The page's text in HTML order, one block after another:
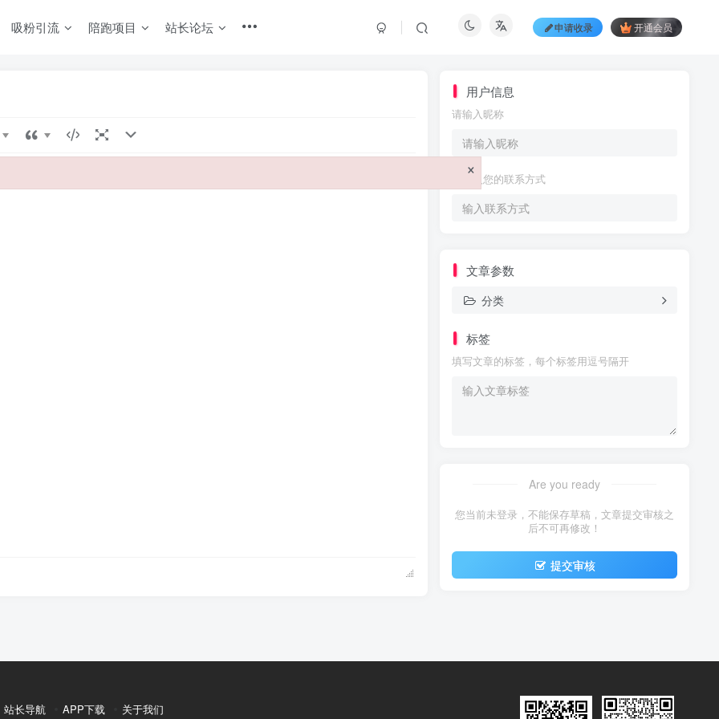
吸粉引流 陪跑项目 站长论坛 申请收录 开通会员
用户信息
请输入昵称
请输入您的联系方式
文章参数
分类
标签
填写文章的标签，每个标签用逗号隔开
Are you ready
您当前未登录，不能保存草稿，文章提交审核之
后不可再修改！
提交审核
站长导航 APP下载 关于我们
×